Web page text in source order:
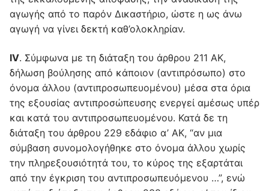
αγωγής από το παρόν Δικαστήριο, ώστε η ως άνω
αγωγή να γίνει δεκτή καθ’ολοκληρίαν.
IV. Σύμφωνα με τη διάταξη του άρθρου 211 ΑΚ,
δήλωση βούλησης από κάποιον (αντιπρόσωπο) στο
όνομα άλλου (αντιπροσωπευομένου) μέσα στα όρια
της εξουσίας αντιπροσώπευσης ενεργεί αμέσως υπέρ
και κατά του αντιπροσωπευομένου. Κατά δε τη
διάταξη του άρθρου 229 εδάφιο α’ ΑΚ, “αν μια
σύμβαση συνομολογήθηκε στο όνομα άλλου χωρίς
την πληρεξουσιότητά του, το κύρος της εξαρτάται
από την έγκριση του αντιπροσωπευόμενου …”, ενώ